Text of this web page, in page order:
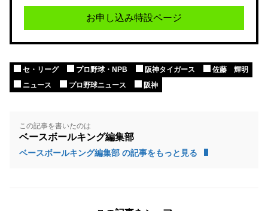
お申し込み特設ページ
セ・リーグ プロ野球・NPB 阪神タイガース
佐藤 輝明
ニュース
プロ野球ニュース 阪神
この記事を書いたのは
ベースボールキング編集部
ベースボールキング編集部 の記事をもっと見る